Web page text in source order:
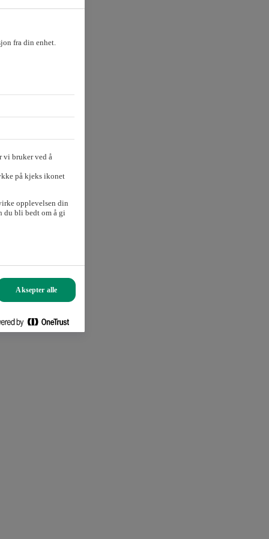
fra din enhet.
vi bruker ved å
på kjeks ikonet
opplevelsen din
du bli bedt om å gi
Aksepter alle